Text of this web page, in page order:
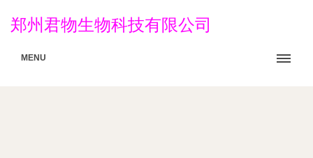
郑州君物生物科技有限公司
MENU